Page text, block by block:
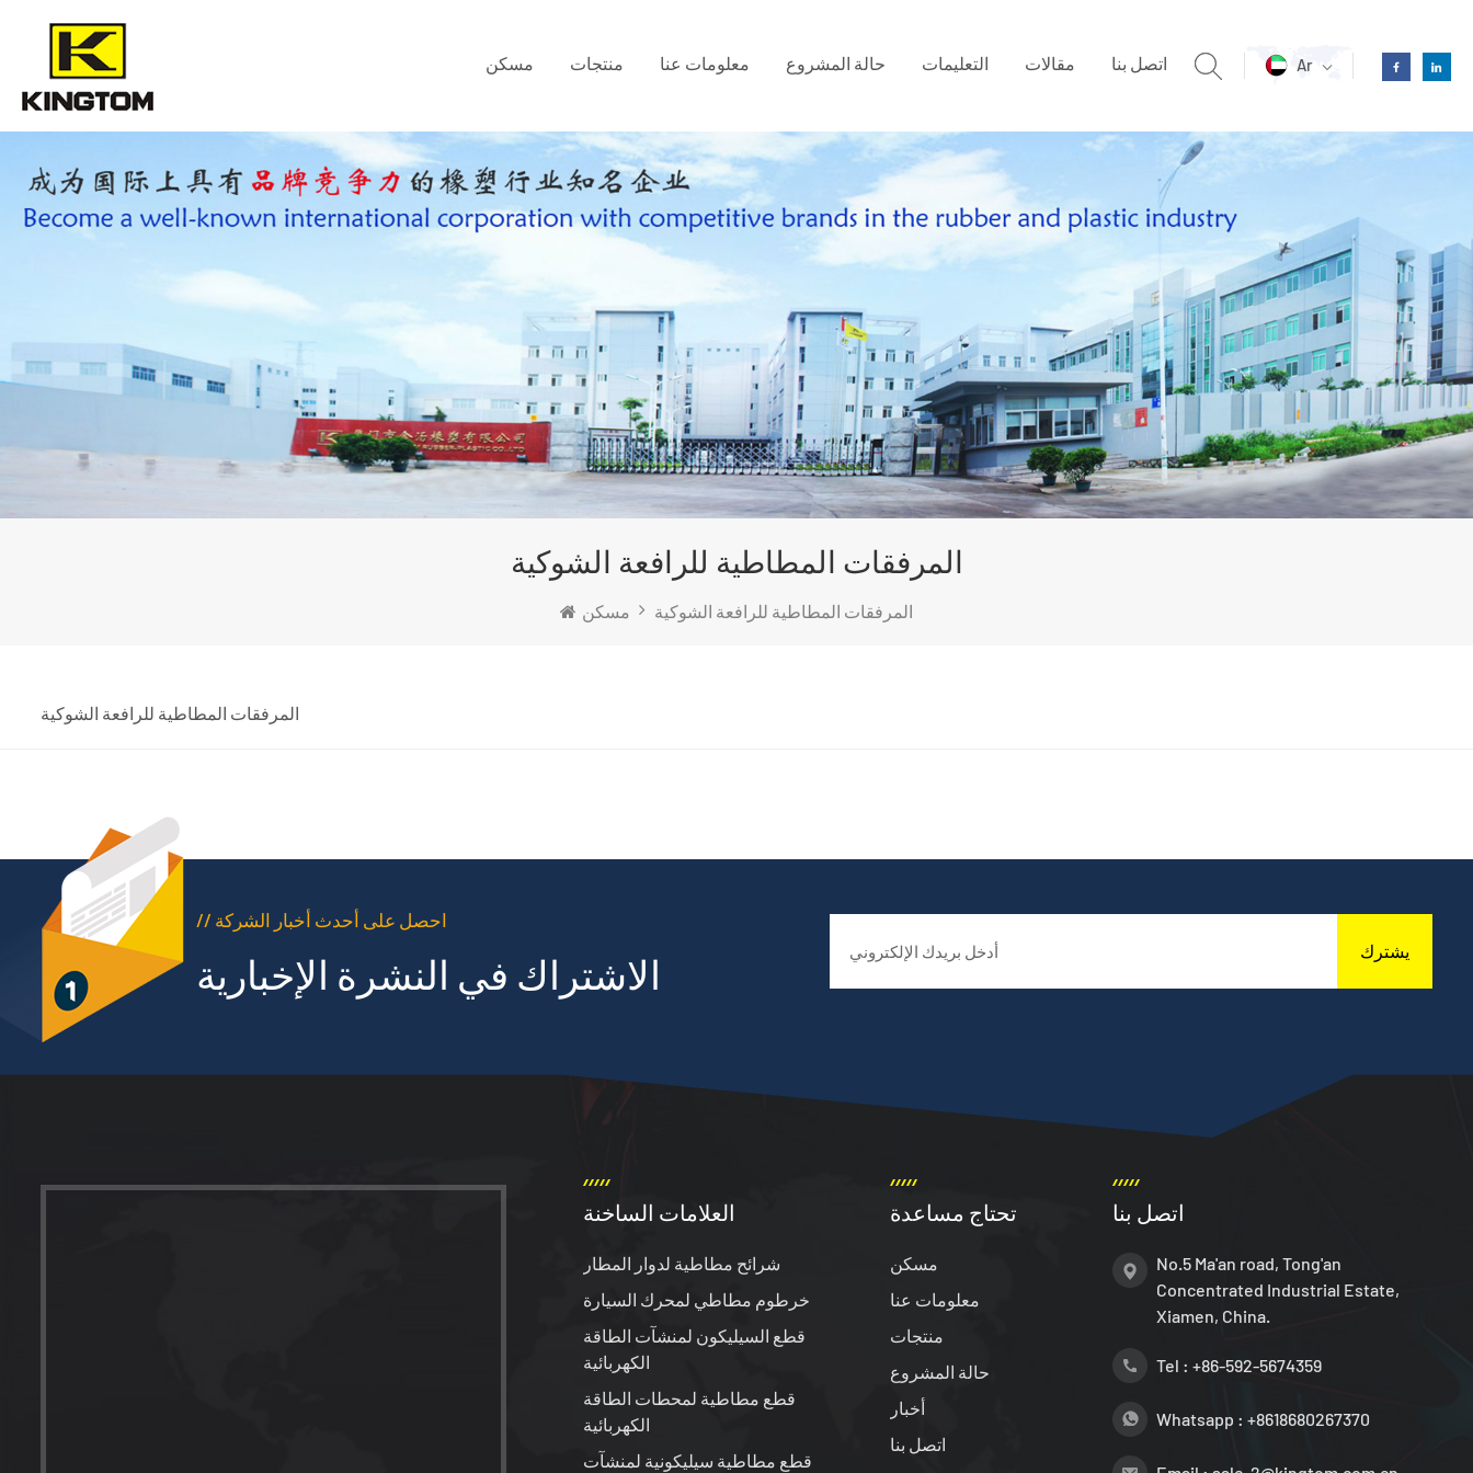
Ar مسكن منتجات معلومات عنا حالة المشروع التعليمات مقالات اتصل بنا
المرفقات المطاطية للرافعة الشوكية
مسكن المرفقات المطاطية للرافعة الشوكية
المرفقات المطاطية للرافعة الشوكية
// احصل على أحدث أخبار الشركة
الاشتراك في النشرة الإخبارية يشترك
العلامات الساخنة
شرائح مطاطية لدوار المطار
خرطوم مطاطي لمحرك السيارة
قطع السيليكون لمنشآت الطاقة
الكهربائية
قطع مطاطية لمحطات الطاقة
الكهربائية
قطع مطاطية سيليكونية لمنشآت
تحتاج مساعدة
مسكن
معلومات عنا
منتجات
حالة المشروع
أخبار
اتصل بنا
اتصل بنا
No.5 Ma'an road, Tong'an
Concentrated Industrial Estate,
Xiamen, China.
Tel : +86-592-5674359
Whatsapp : +8618680267370